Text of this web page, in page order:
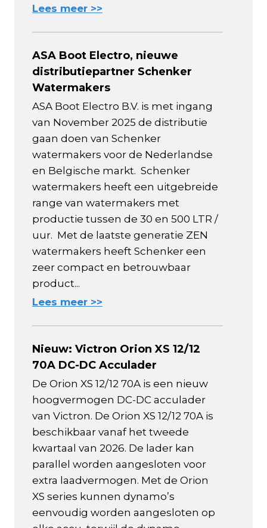
Lees meer >>
ASA Boot Electro, nieuwe
distributiepartner Schenker
Watermakers
ASA Boot Electro B.V. is met ingang
van November 2025 de distributie
gaan doen van Schenker
watermakers voor de Nederlandse
en Belgische markt. Schenker
watermakers heeft een uitgebreide
range van watermakers met
productie tussen de 30 en 500 LTR /
uur. Met de laatste generatie ZEN
watermakers heeft Schenker een
zeer compact en betrouwbaar
product...
Lees meer >>
Nieuw: Victron Orion XS 12/12
70A DC-DC Acculader
De Orion XS 12/12 70A is een nieuw
hoogvermogen DC-DC acculader
van Victron. De Orion XS 12/12 70A is
beschikbaar vanaf het tweede
kwartaal van 2026. De lader kan
parallel worden aangesloten voor
extra laadvermogen. Met de Orion
XS series kunnen dynamo’s
eenvoudig worden aangesloten op